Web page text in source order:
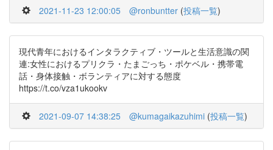
2021-11-23 12:00:05 @ronbuntter (投稿一覧)
現代青年におけるインタラクティブ・ツールと生活意識の関
連:女性におけるプリクラ・たまごっち・ポケベル・携帯電
話・身体接触・ボランティアに対する態度
https://t.co/vza1ukookv
2021-09-07 14:38:25 @kumagaikazuhimi (投稿一覧)